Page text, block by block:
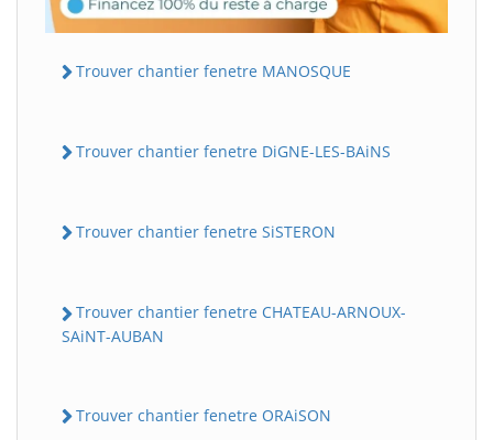
Trouver chantier fenetre MANOSQUE
Trouver chantier fenetre DiGNE-LES-BAiNS
Trouver chantier fenetre SiSTERON
Trouver chantier fenetre CHATEAU-ARNOUX-
SAiNT-AUBAN
Trouver chantier fenetre ORAiSON